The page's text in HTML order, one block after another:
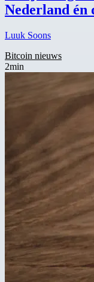
Nederland én
Luuk Soons
Bitcoin nieuws
2min